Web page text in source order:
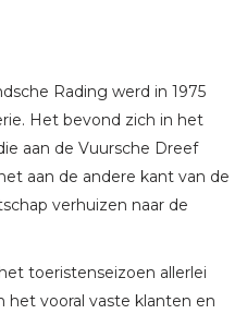
Rading werd in 1975
Het bevond zich in het
aan de Vuursche Dreef
aan de andere kant van de
verhuizen naar de
toeristenseizoen allerlei
het vooral vaste klanten en